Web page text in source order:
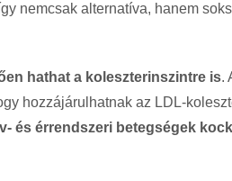
nemcsak alternatíva, hanem
hathat a koleszterinszintre is.
hozzájárulhatnak az LDL-
és érrendszeri betegségek